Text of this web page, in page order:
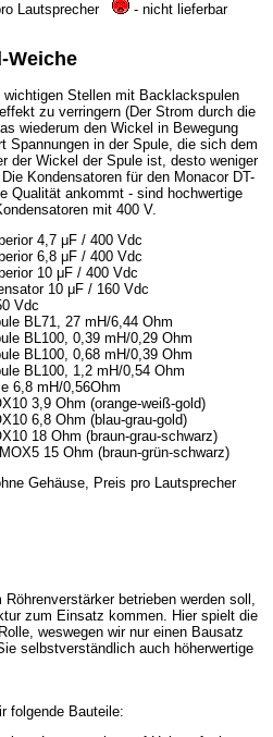
Lautsprecher - nicht lieferbar
Weiche
Stellen mit Backlackspulen
zu verringern (Der Strom durch die
wiederum den Wickel in Bewegung
Spannungen in der Spule, die sich dem
der Wickel der Spule ist, desto weniger
Kondensatoren für den Monacor DT-
Qualität ankommt - sind hochwertige
mit 400 V.
4,7 μF / 400 Vdc
6,8 μF / 400 Vdc
10 μF / 400 Vdc
10 μF / 160 Vdc
Vdc
BL71, 27 mH/6,44 Ohm
BL100, 0,39 mH/0,29 Ohm
BL100, 0,68 mH/0,39 Ohm
BL100, 1,2 mH/0,54 Ohm
6,8 mH/0,56Ohm
3,9 Ohm (orange-weiß-gold)
6,8 Ohm (blau-grau-gold)
18 Ohm (braun-grau-schwarz)
15 Ohm (braun-grün-schwarz)
Gehäuse, Preis pro Lautsprecher
betrieben werden soll,
zum Einsatz kommen. Hier spielt die
weswegen wir nur einen Bausatz
selbstverständlich auch höherwertige
folgende Bauteile: